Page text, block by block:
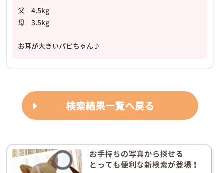
父 4.5kg
母 3.5kg
お耳が大きいパピちゃん♪
検索結果一覧へ戻る